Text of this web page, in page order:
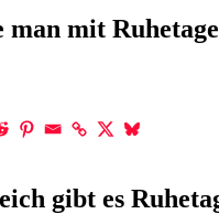
mit
gibt es